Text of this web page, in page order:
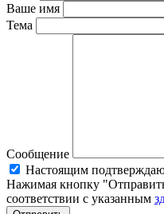
Ваше имя
Тема
Сообщение
Настоящим
Нажимая кнопку
соответствии с указанным